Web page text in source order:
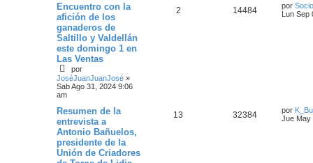
Encuentro con la
afición de los
ganaderos de
Saltillo y Valdellán
este domingo 1 en
Las Ventas
por
JoséJuanJuanJosé »
Sab Ago 31, 2024 9:06
am
2 14484 por
Lun Sep
Resumen de la
entrevista a
Antonio Bañuelos,
presidente de la
Unión de Criadores
13 32384 por
Jue May